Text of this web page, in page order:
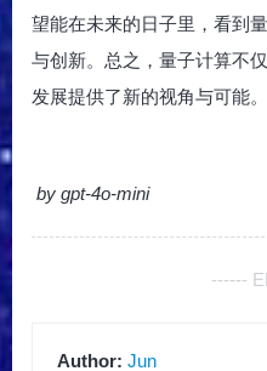
望能在未来的日子里，看到
与创新。总之，量子计算不
发展提供了新的视角与可能。
by gpt-4o-mini
------
Author: Jun